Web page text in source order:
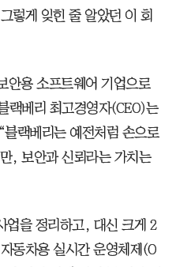
렇게 잊힌 줄 알았던 이 회
안용 소프트웨어 기업으로
랙베리 최고경영자(CEO)는
랙베리는 예전처럼 손으로
, 보안과 신뢰라는 가치는
업을 정리하고, 대신 크게 2
동차용 실시간 운영체제(O